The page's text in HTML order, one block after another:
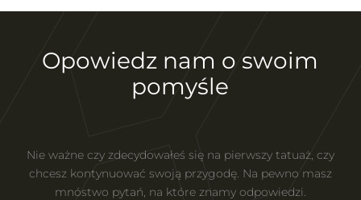
Opowiedz nam o swoim
pomyśle
Nie ważne czy zdecydowałeś się na pierwszy tatuaż, czy
chcesz kontynuować swoją przygodę. Na pewno masz
mnóstwo pytań, na które znamy odpowiedzi.